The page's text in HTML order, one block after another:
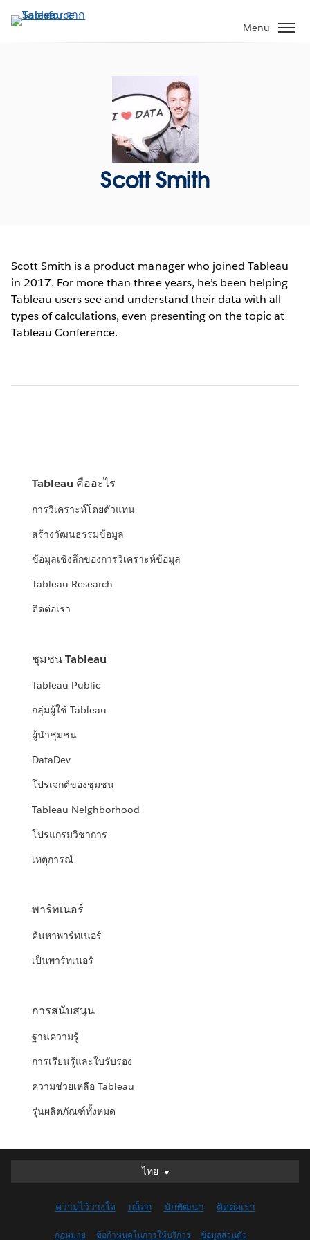
ไป
Menu
Scott Smith
Scott Smith is a product manager who joined Tableau
in 2017. For more than three years, he’s been helping
Tableau users see and understand their data with all
types of calculations, even presenting on the topic at
Tableau Conference.
Tableau คืออะไร
การวิเคราะห์โดยตัวแทน
สร้างวัฒนธรรมข้อมูล
ข้อมูลเชิงลึกของการวิเคราะห์ข้อมูล
Tableau Research
ติดต่อเรา
ชุมชน Tableau
Tableau Public
กลุ่มผู้ใช้ Tableau
ผู้นำชุมชน
DataDev
โปรเจกต์ของชุมชน
Tableau Neighborhood
โปรแกรมวิชาการ
เหตุการณ์
พาร์ทเนอร์
ค้นหาพาร์ทเนอร์
เป็นพาร์ทเนอร์
การสนับสนุน
ฐานความรู้
การเรียนรู้และใบรับรอง
ความช่วยเหลือ Tableau
รุ่นผลิตภัณฑ์ทั้งหมด
ไทย
ไทย
English (UK)
English (US)
ความไว้วางใจ บล็อก นักพัฒนา ติดต่อเรา
กฎหมาย ข้อกำหนดในการให้บริการ ข้อมูลส่วนตัว